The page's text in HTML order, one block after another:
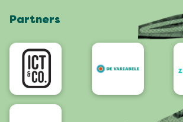
App
Accessibility
Partners